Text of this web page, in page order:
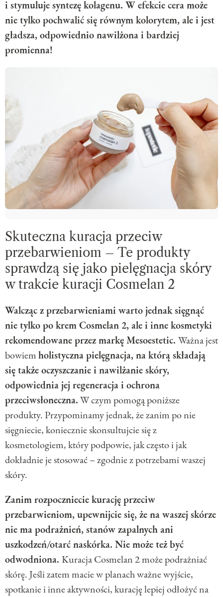
i stymuluje syntezę kolagenu. W efekcie cera może
nie tylko pochwalić się równym kolorytem, ale i jest
gładsza, odpowiednio nawilżona i bardziej
promienna!
Skuteczna kuracja przeciw
przebarwieniom – Te produkty
sprawdzą się jako pielęgnacja skóry
w trakcie kuracji Cosmelan 2
Walcząc z przebarwieniami warto jednak sięgnąć
nie tylko po krem Cosmelan 2, ale i inne kosmetyki
rekomendowane przez markę Mesoestetic. Ważna jest
bowiemholistyczna pielęgnacja, na którą składają
się także oczyszczanie i nawilżanie skóry,
odpowiednia jej regeneracja i ochrona
przeciwsłoneczna.W czym pomogą poniższe
produkty. Przypominamy jednak, że zanim po nie
sięgniecie, koniecznie skonsultujcie się z
kosmetologiem, który podpowie, jak często i jak
dokładnie je stosować – zgodnie z potrzebami waszej
skóry.
Zanim rozpoczniecie kurację przeciw
przebarwieniom, upewnijcie się, że na waszej skórze
nie ma podrażnień, stanów zapalnych ani
uszkodzeń/otarć naskórka. Nie może też być
odwodniona. Kuracja Cosmelan 2 może podrażniać
skórę. Jeśli zatem macie w planach ważne wyjście,
spotkanie i inne aktywności, kurację lepiej odłożyć na